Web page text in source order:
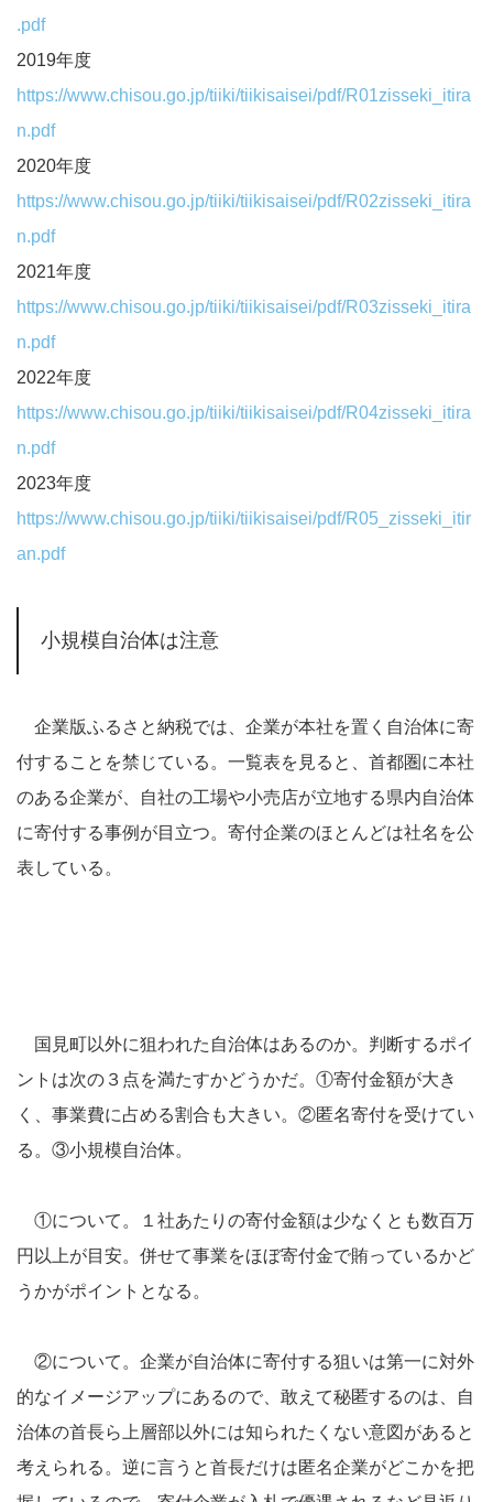
.pdf
2019年度
https://www.chisou.go.jp/tiiki/tiikisaisei/pdf/R01zisseki_itira
n.pdf
2020年度
https://www.chisou.go.jp/tiiki/tiikisaisei/pdf/R02zisseki_itira
n.pdf
2021年度
https://www.chisou.go.jp/tiiki/tiikisaisei/pdf/R03zisseki_itira
n.pdf
2022年度
https://www.chisou.go.jp/tiiki/tiikisaisei/pdf/R04zisseki_itira
n.pdf
2023年度
https://www.chisou.go.jp/tiiki/tiikisaisei/pdf/R05_zisseki_itir
an.pdf
小規模自治体は注意
企業版ふるさと納税では、企業が本社を置く自治体に寄
付することを禁じている。一覧表を見ると、首都圏に本社
のある企業が、自社の工場や小売店が立地する県内自治体
に寄付する事例が目立つ。寄付企業のほとんどは社名を公
表している。
国見町以外に狙われた自治体はあるのか。判断するポイ
ントは次の３点を満たすかどうかだ。①寄付金額が大き
く、事業費に占める割合も大きい。②匿名寄付を受けてい
る。③小規模自治体。
①について。１社あたりの寄付金額は少なくとも数百万
円以上が目安。併せて事業をほぼ寄付金で賄っているかど
うかがポイントとなる。
②について。企業が自治体に寄付する狙いは第一に対外
的なイメージアップにあるので、敢えて秘匿するのは、自
治体の首長ら上層部以外には知られたくない意図があると
考えられる。逆に言うと首長だけは匿名企業がどこかを把